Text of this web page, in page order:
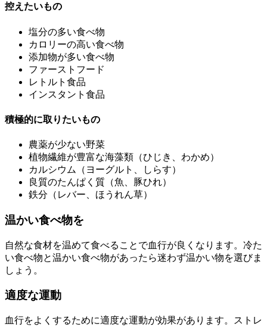
控えたいもの
塩分の多い食べ物
カロリーの高い食べ物
添加物が多い食べ物
ファーストフード
レトルト食品
インスタント食品
積極的に取りたいもの
農薬が少ない野菜
植物繊維が豊富な海藻類（ひじき、わかめ）
カルシウム（ヨーグルト、しらす）
良質のたんぱく質（魚、豚ひれ）
鉄分（レバー、ほうれん草）
温かい食べ物を
自然な食材を温めて食べることで血行が良くなります。冷た
い食べ物と温かい食べ物があったら迷わず温かい物を選びま
しょう。
適度な運動
血行をよくするために適度な運動が効果があります。ストレ